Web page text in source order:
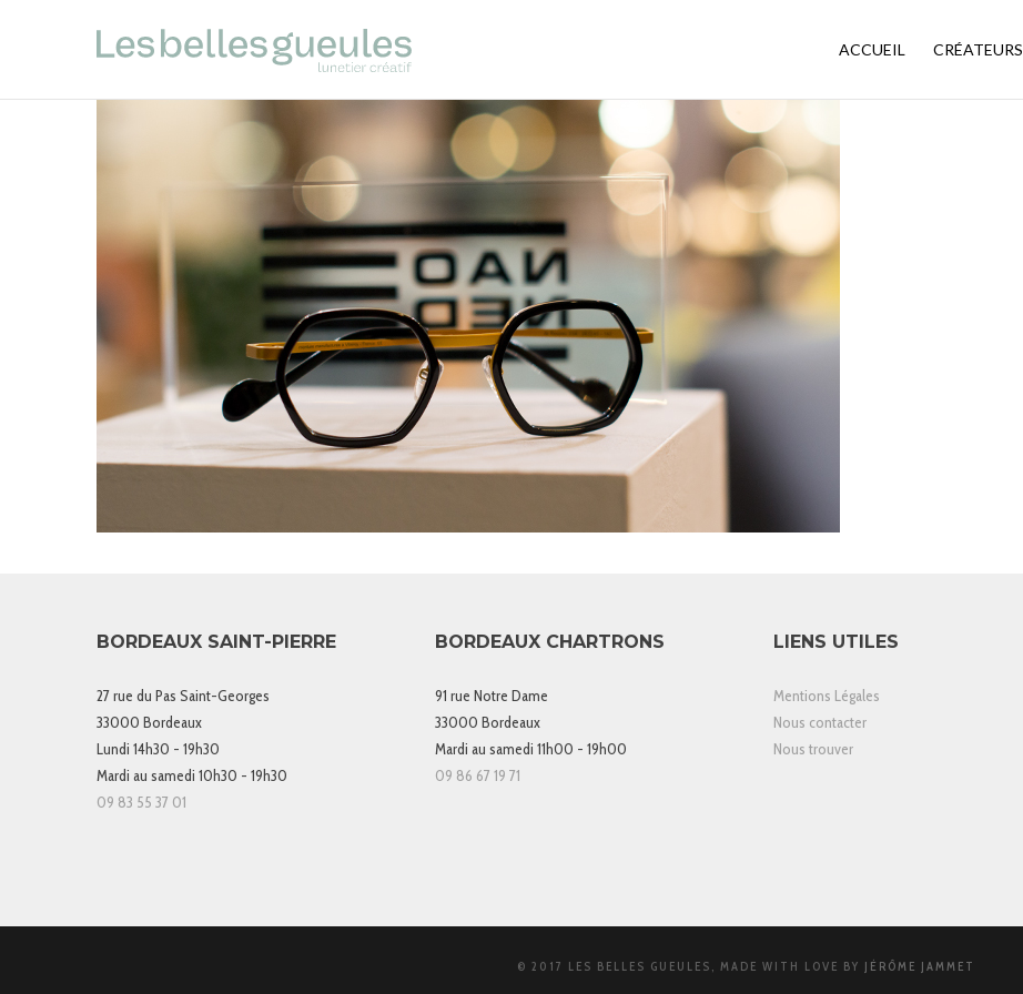
ACCUEIL CRÉATEURS
BORDEAUX SAINT-PIERRE
27 rue du Pas Saint-Georges
33000 Bordeaux
Lundi 14h30 - 19h30
Mardi au samedi 10h30 - 19h30
09 83 55 37 01
BORDEAUX CHARTRONS
91 rue Notre Dame
33000 Bordeaux
Mardi au samedi 11h00 - 19h00
09 86 67 19 71
LIENS UTILES
Mentions Légales
Nous contacter
Nous trouver
© 2017 LES BELLES GUEULES, MADE WITH LOVE BY JÉRÔME JAMMET